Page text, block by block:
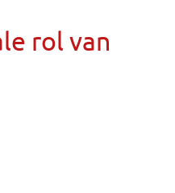
rol van